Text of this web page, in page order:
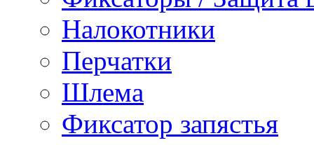
Налокотники
Перчатки
Шлема
Фиксатор запястья